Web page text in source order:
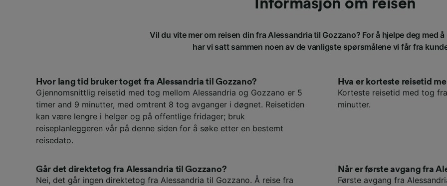
Informasjon om reisen
Vil du vite mer om reisen din fra Alessandria til Gozzano? For å hjelpe deg med
har vi satt sammen noen av de vanligste spørsmålene vi får fra
Hvor lang tid bruker toget fra Alessandria til Gozzano?
Gjennomsnittlig reisetid med tog mellom Alessandria og Gozzano er 5
timer and 9 minutter, med omtrent 8 tog avganger i døgnet. Reisetiden
kan være lengre i helger og på offentlige fridager; bruk
reiseplanleggeren vår på denne siden for å søke etter en bestemt
reisedato.
Hva er korteste reisetid
Korteste reisetid med tog
minutter.
Går det direktetog fra Alessandria til Gozzano?
Nei, det går ingen direktetog fra Alessandria til Gozzano. Å reise fra
Når er første avgang fra
Første avgang fra